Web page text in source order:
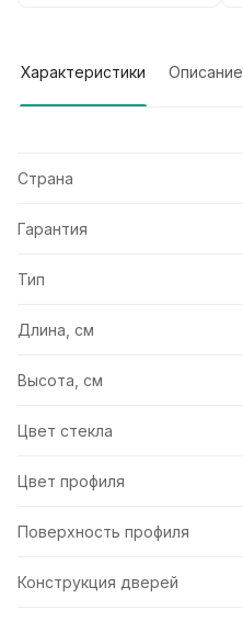
Характеристики Описание
Страна
Гарантия
Тип
Длина, см
Высота, см
Цвет стекла
Цвет профиля
Поверхность профиля
Конструкция дверей